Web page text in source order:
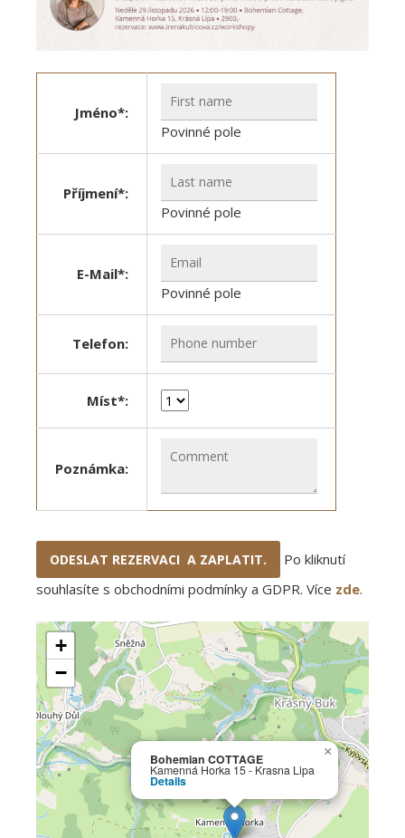
Jméno*:
Povinné pole
Příjmení*:
Povinné pole
E-Mail*:
Povinné pole
Telefon:
Míst*:
Poznámka:
Po kliknutí
souhlasíte s obchodními podmínky a GDPR. Více zde.
Bohemian COTTAGE
Kamenná Horka 15 - Krasna Lipa
Details
×
+
−